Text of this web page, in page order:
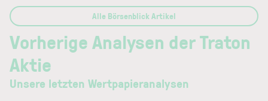
Alle Börsenblick Artikel
Vorherige Analysen der Traton
Aktie
Unsere letzten Wertpapieranalysen